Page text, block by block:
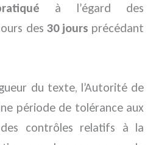
à l’égard des
des 30 jours précédant
du texte, l’Autorité de
période de tolérance aux
contrôles relatifs à la